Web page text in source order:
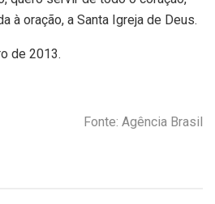
à oração, a Santa Igreja de Deus.
de 2013.
Fonte: Agência Brasil